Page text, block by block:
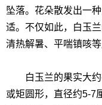
坠落。花朵散发出一
适。不仅如此，白玉
清热解暑、平喘镇咳等
白玉兰的果实大约
或矩圆形，直径约5-7